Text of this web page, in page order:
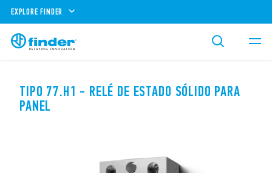
EXPLORE FINDER
TIPO 77.H1 - RELÉ DE ESTADO SÓLIDO PARA
PANEL